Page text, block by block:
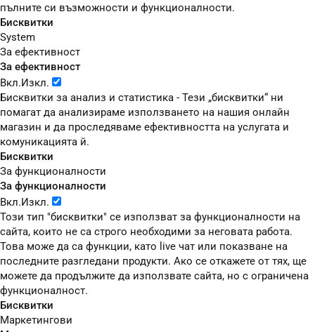
пълните си възможности и функционалности.
Бисквитки
System
За ефективност
За ефективност
Вкл.Изкл.
Бисквитки за анализ и статистика - Тези „бисквитки“ ни
помагат да анализираме използването на нашия онлайн
магазин и да проследяваме ефективността на услугата и
комуникацията й.
Бисквитки
За функционалности
За функционалности
Вкл.Изкл.
Този тип "бисквитки" се използват за функционалности на
сайта, които не са строго необходими за неговата работа.
Това може да са функции, като live чат или показване на
последните разгледани продукти. Ако се откажете от тях, ще
можете да продължите да използвате сайта, но с ограничена
функционалност.
Бисквитки
Маркетингови